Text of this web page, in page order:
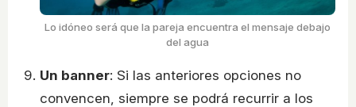
Lo idóneo será que la pareja encuentra el mensaje debajo
del agua
Un banner: Si las anteriores opciones no
convencen, siempre se podrá recurrir a los